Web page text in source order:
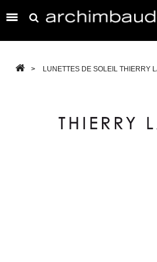

> LUNETTES DE SOLEIL THIERRY